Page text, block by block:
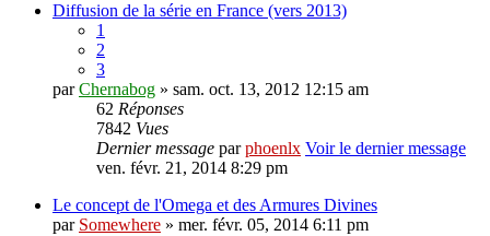
Diffusion de la série en France (vers 2013)
1
2
3
parChernabog » sam. oct. 13, 2012 12:15 am
62 Réponses
7842 Vues
Dernier message parphoenlx Voir le dernier message
ven. févr. 21, 2014 8:29 pm
Le concept de l'Omega et des Armures Divines
par Somewhere » mer. févr. 05, 2014 6:11 pm